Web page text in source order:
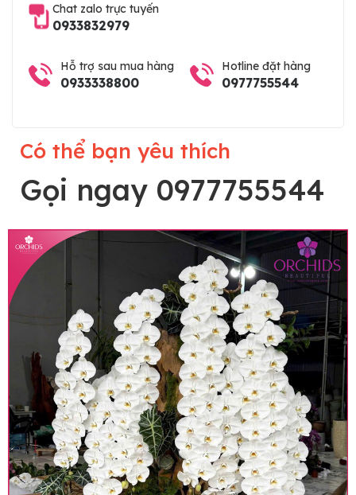
Lưu ý trước khi đặt hàng
• Về cây hoa: Một chậu hoa lan hồ điệp đẹp và
hoàn chỉnh sẽ được phối ghép từ nhiều cây hoa
và tạo dáng hoàn toàn thủ công nên có thể sẽ
khác nhau đôi chút giữa sản phẩm thực tế và
Chat zalo trực tuyến
0933832979
Hỗ trợ sau mua hàng
0933338800
Hotline đặt hàng
0977755544
Có thể bạn yêu thích
Gọi ngay 0977755544